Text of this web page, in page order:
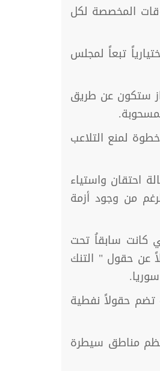
المخصصة لكل
تبعاً لمجلس
ستكون عن طريق
لمنع التلاعب
احتقان واستياء
من وجود أزمة
كانت سابقاُ تحت
فضلاً عن حقول " التنك
تضم حقولاً نفطية
مناطق سيطرة